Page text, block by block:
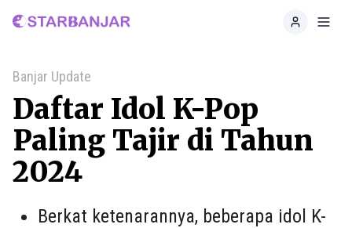
Home
Banjar Update
Daftar Idol K-Pop
Paling Tajir di Tahun
2024
Berkat ketenarannya, beberapa idol K-